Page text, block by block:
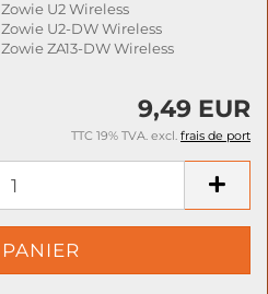
Zowie U2 Wireless
Zowie U2-DW Wireless
Zowie ZA13-DW Wireless
9,49 EUR
TTC 19% TVA. excl. frais de port